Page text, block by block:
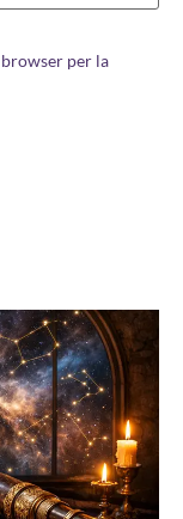
per la